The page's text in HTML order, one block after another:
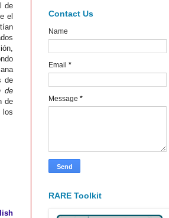
de
el
de
de
de
Contact Us
Name
Email *
Message *
RARE Toolkit